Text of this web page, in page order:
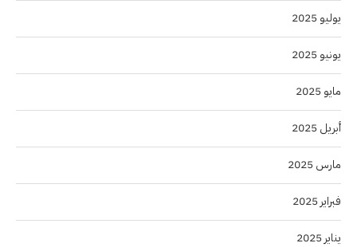
يوليو 2025
يونيو 2025
مايو 2025
أبريل 2025
مارس 2025
فبراير 2025
يناير 2025